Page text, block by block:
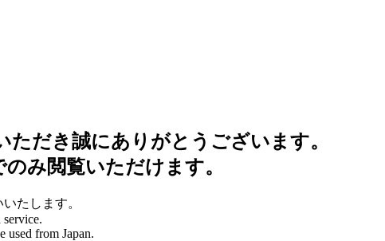
ただき誠にありがとうございます。
み閲覧いただけます。
たします。
used from Japan.